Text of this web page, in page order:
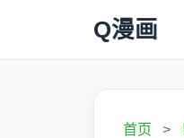
Q漫画
首页 >